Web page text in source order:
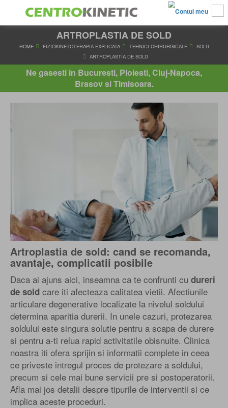
ARTROPLASTIA DE SOLD
FIZIOKINETOTERAPIA EXPLICATA
ARTROPLASTIA DE SOLD
Ne gasesti in Bucuresti, Ploiesti, Cluj-Napoca,
Brasov si Timisoara.
Artroplastia de sold: cand se recomanda,
avantaje, complicatii posibile
Daca ai ajuns aici, inseamna ca te confrunti cu dureri
de sold care iti afecteaza calitatea vietii. Afectiunile
articulare degenerative localizate la nivelul soldului
determina aparitia durerii. In unele cazuri, protezarea
soldului este singura solutie pentru a scapa de durere
si pentru a-ti relua rapid activitatile obisnuite. Clinica
noastra iti ofera sprijin si informatii complete in ceea
ce priveste intregul proces de protezare a soldului,
precum si cele mai bune servicii pre si postoperatorii.
Afla mai jos detalii despre tipurile de interventii si ce
implica aceste proceduri.